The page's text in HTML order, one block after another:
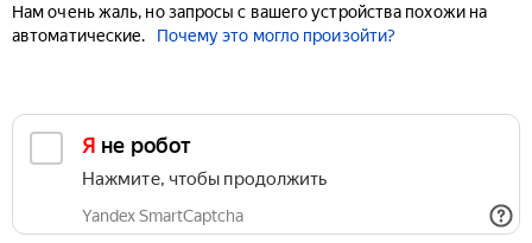
Нам очень жаль, но запросы с вашего устройства похожи на
автоматические.
Почему это могло произойти?
Я не робот
Нажмите, чтобы продолжить
Yandex SmartCaptcha